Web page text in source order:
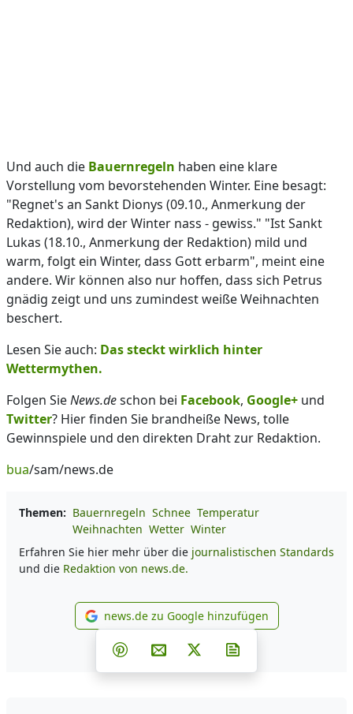
Und auch die Bauernregeln haben eine klare
Vorstellung vom bevorstehenden Winter. Eine besagt:
"Regnet's an Sankt Dionys (09.10., Anmerkung der
Redaktion), wird der Winter nass - gewiss." "Ist Sankt
Lukas (18.10., Anmerkung der Redaktion) mild und
warm, folgt ein Winter, dass Gott erbarm", meint eine
andere. Wir können also nur hoffen, dass sich Petrus
gnädig zeigt und uns zumindest weiße Weihnachten
beschert.
Lesen Sie auch: Das steckt wirklich hinter
Wettermythen.
Folgen SieNews.deschon bei Facebook, Google+ und
Twitter? Hier finden Sie brandheiße News, tolle
Gewinnspiele und den direkten Draht zur Redaktion.
bua/sam/news.de
Themen: Bauernregeln Schnee Temperatur
Weihnachten Wetter Winter
Erfahren Sie hier mehr über die journalistischen Standards
und die Redaktion von news.de.
news.de zu Google
news.de zu Google hinzufügen
Teilen auf Facebook
Teilen auf Whatsapp
Teilen auf Telegram
Teilen auf Pinterest
Per E-Mail teilen
Post auf X